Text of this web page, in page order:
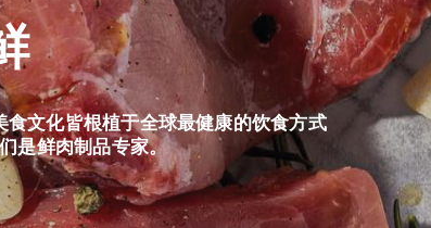
文化皆根植于全球最健康的饮食方式
是鲜肉制品专家。